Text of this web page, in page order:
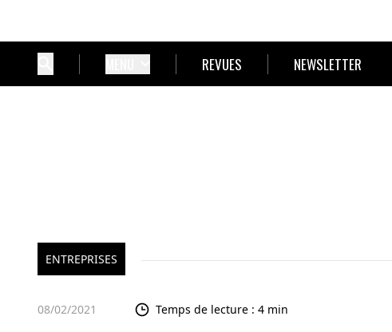
REVUES NEWSLETTER
ENTREPRISES
08/02/2021 Temps de lecture : 4 min